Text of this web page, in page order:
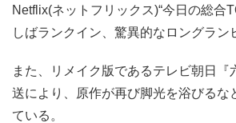
Netflix(ネットフリックス)“今日の総合
しばランクイン、驚異的なロングラン
また、リメイク版であるテレビ朝日『
送により、原作が再び脚光を浴びるな
ている。